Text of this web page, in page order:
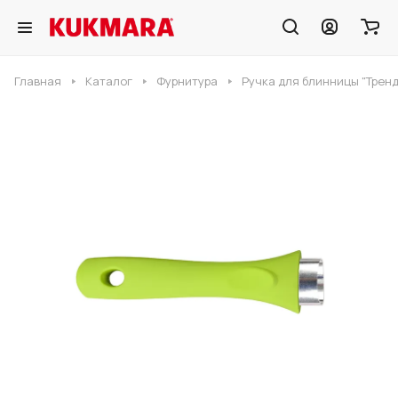
Главная Каталог Фурнитура Ручка для блинницы